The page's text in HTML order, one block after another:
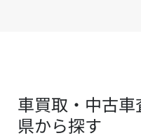
車買取・中古
県から探す